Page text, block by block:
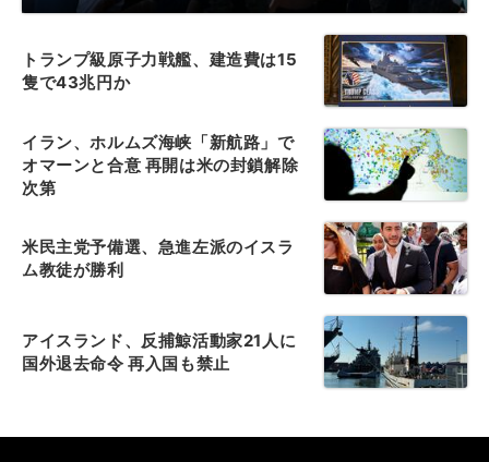
トランプ級原子力戦艦、建造費は15
隻で43兆円か
イラン、ホルムズ海峡「新航路」で
オマーンと合意 再開は米の封鎖解除
次第
米民主党予備選、急進左派のイスラ
ム教徒が勝利
アイスランド、反捕鯨活動家21人に
国外退去命令 再入国も禁止